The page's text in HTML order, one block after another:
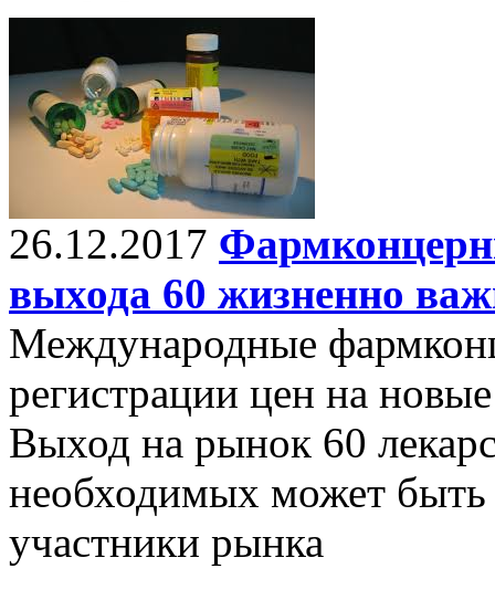
26.12.2017
выхода 60 жизненно
Международные
регистрации цен на
Выход на рынок 60
необходимых может быть
участники рынка